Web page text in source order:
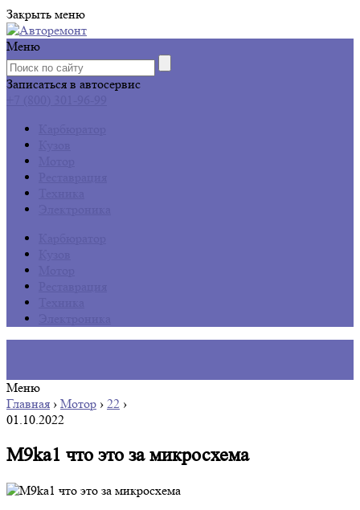
Закрыть меню
Меню
Записаться в автосервис
Меню
Главная › Мотор › 22 ›
01.10.2022
M9ka1 что это за микросхема